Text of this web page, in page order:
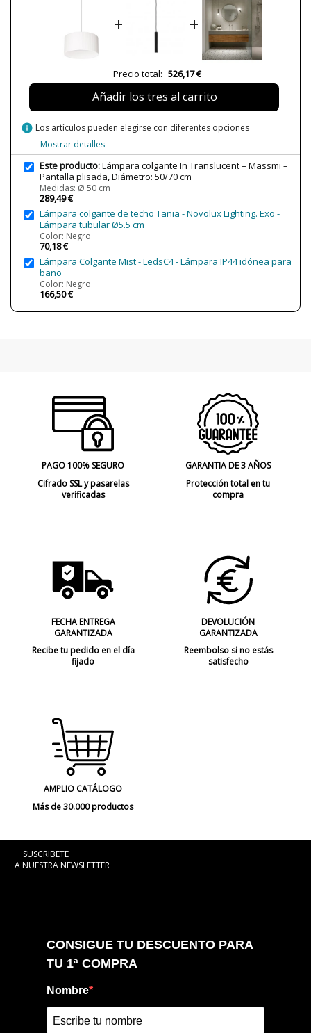
a partir de septiembre
100 cm
220-240V
E27
Potencia en Vatios
2x11W
3x11W
Bombilla Incluida?
Nº bombillas necesarias
3
Clase
Clase II
Certificados
Uso
Decorativo
Tipo de Lámpara
+ +
Precio total: 526,17 €
Añadir los tres al carrito
info Los artículos pueden elegirse con diferentes opciones
Mostrar detalles
Este producto:Lámpara colgante In Translucent – Massmi –
Pantalla plisada, Diámetro: 50/70 cm
Medidas: Ø 50 cm
289,49 €
Lámpara colgante de techo Tania - Novolux Lighting. Exo -
Lámpara tubular Ø5.5 cm
Color: Negro
70,18 €
Lámpara Colgante Mist - LedsC4 - Lámpara IP44 idónea para
baño
Color: Negro
166,50 €
PAGO 100% SEGURO
Cifrado SSL y pasarelas
verificadas
GARANTIA DE 3 AÑOS
Protección total en tu
compra
FECHA ENTREGA
GARANTIZADA
Recibe tu pedido en el día
fijado
DEVOLUCIÓN
GARANTIZADA
Reembolso si no estás
satisfecho
AMPLIO CATÁLOGO
Más de 30.000 productos
SUSCRIBETE
A NUESTRA NEWSLETTER